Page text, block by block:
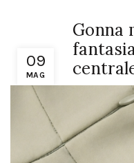
09
MAG
Gonna